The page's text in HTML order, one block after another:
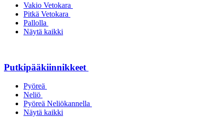
Vakio Vetokara
Pitkä Vetokara
Pallolla
Näytä kaikki
Putkipääkiinnikkeet
Pyöreä
Neliö
Pyöreä Neliökannella
Näytä kaikki